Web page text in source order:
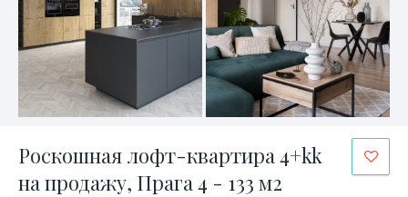
Роскошная лофт-квартира 4+kk
на продажу, Прага 4 - 133 м2